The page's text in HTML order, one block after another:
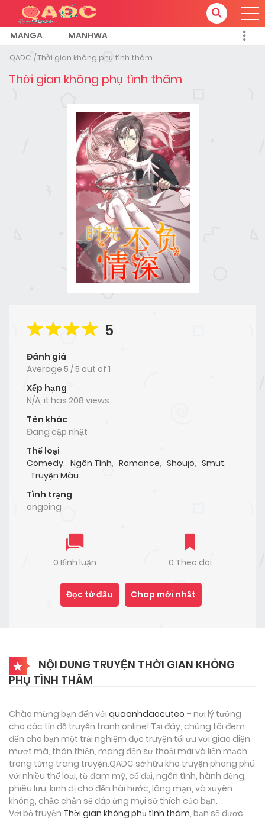
MANGA MANHWA
QADC Thời gian không phụ tình thâm
Thời gian không phụ tình thâm
5
Đánh giá
Average 5 /5 out of 1
Xếp hạng
N/A, it has 208 views
Tên khác
Đang cập nhật
Thể loại
Comedy, Ngôn Tình, Romance, Shoujo, Smut,
Truyện Màu
Tình trạng
ongoing
0 Bình luận 0 Theo dõi
Đọc từ đầu Chap mới nhất
NỘI DUNG TRUYỆN THỜI GIAN KHÔNG
PHỤ TÌNH THÂM
Chào mừng bạn đến với quaanhdaocuteo – nơi lý tưởng
cho các tín đồ truyện tranh online! Tại đây, chúng tôi đem
đến cho bạn một trải nghiệm đọc truyện tối ưu với giao diện
mượt mà, thân thiện, mang đến sự thoải mái và liền mạch
trong từng trang truyện.QADC sở hữu kho truyện phong phú
với nhiều thể loại, từ đam mỹ, cổ đại, ngôn tình, hành động,
phiêu lưu, kinh dị cho đến hài hước, lãng mạn, và xuyên
không, chắc chắn sẽ đáp ứng mọi sở thích của bạn.
Với bộ truyện Thời gian không phụ tình thâm, bạn sẽ được